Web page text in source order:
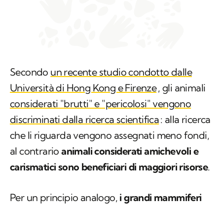
Secondo un recente studio condotto dalle
Università di Hong Kong e Firenze, gli animali
considerati "brutti" e "pericolosi" vengono
discriminati dalla ricerca scientifica: alla ricerca
che li riguarda vengono assegnati meno fondi,
al contrario animali considerati amichevoli e
carismatici sono beneficiari di maggiori risorse.
Per un principio analogo, i grandi mammiferi